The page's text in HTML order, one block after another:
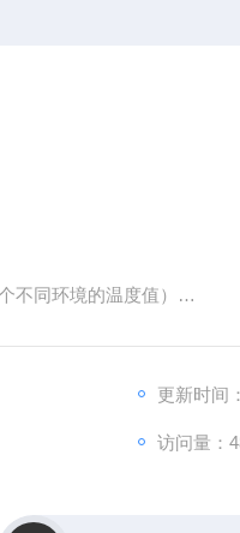
不同环境的温度值）
更新时间
访问量：